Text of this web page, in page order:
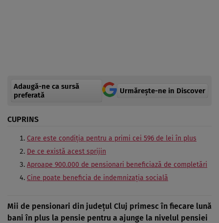
Adaugă-ne ca sursă
preferată
Urmărește-ne in Discover
CUPRINS
Care este condiția pentru a primi cei 596 de lei în plus
De ce există acest sprijin
Aproape 900.000 de pensionari beneficiază de completări
Cine poate beneficia de indemnizația socială
Mii de pensionari din județul Cluj primesc în fiecare lună
bani în plus la pensie pentru a ajunge la nivelul pensiei